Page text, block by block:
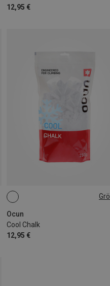
12,95 €
Ocun
Cool Chalk
12,95 €
250G